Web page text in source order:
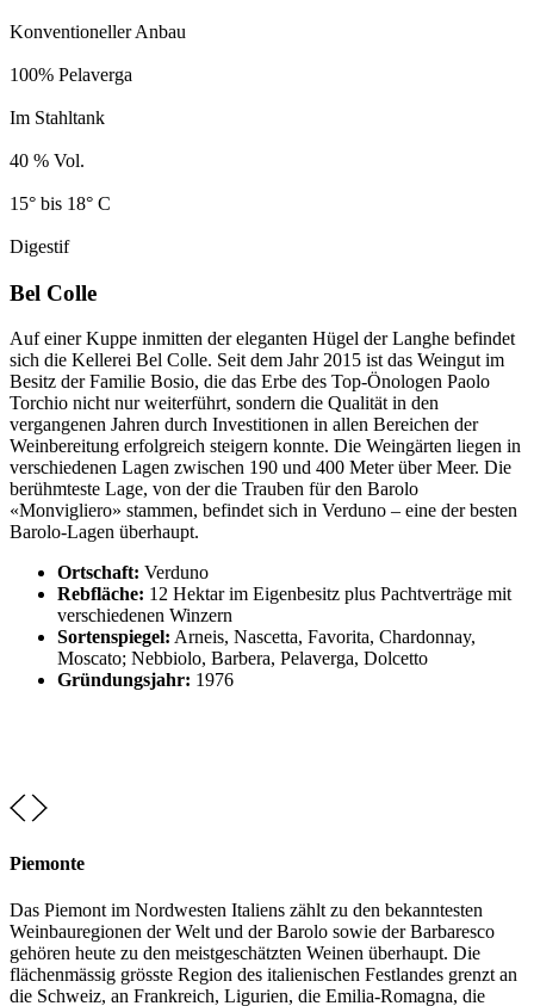
Konventioneller Anbau
100% Pelaverga
Im Stahltank
40 % Vol.
15° bis 18° C
Digestif
Bel Colle
Auf einer Kuppe inmitten der eleganten Hügel der Langhe befindet
sich die Kellerei Bel Colle. Seit dem Jahr 2015 ist das Weingut im
Besitz der Familie Bosio, die das Erbe des Top-Önologen Paolo
Torchio nicht nur weiterführt, sondern die Qualität in den
vergangenen Jahren durch Investitionen in allen Bereichen der
Weinbereitung erfolgreich steigern konnte. Die Weingärten liegen in
verschiedenen Lagen zwischen 190 und 400 Meter über Meer. Die
berühmteste Lage, von der die Trauben für den Barolo
«Monvigliero» stammen, befindet sich in Verduno – eine der besten
Barolo-Lagen überhaupt.
Ortschaft: Verduno
Rebfläche: 12 Hektar im Eigenbesitz plus Pachtverträge mit
verschiedenen Winzern
Sortenspiegel: Arneis, Nascetta, Favorita, Chardonnay,
Moscato; Nebbiolo, Barbera, Pelaverga, Dolcetto
Gründungsjahr: 1976
Piemonte
Das Piemont im Nordwesten Italiens zählt zu den bekanntesten
Weinbauregionen der Welt und der Barolo sowie der Barbaresco
gehören heute zu den meistgeschätzten Weinen überhaupt. Die
flächenmässig grösste Region des italienischen Festlandes grenzt an
die Schweiz, an Frankreich, Ligurien, die Emilia-Romagna, die